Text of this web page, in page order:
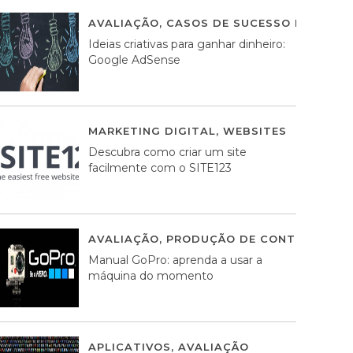
AVALIAÇÃO, CASOS DE SUCESSO DE
Ideias criativas para ganhar dinheiro:
Google AdSense
MARKETING DIGITAL, WEBSITES
Descubra como criar um site
facilmente com o SITE123
AVALIAÇÃO, PRODUÇÃO DE CONTEÚDOS
Manual GoPro: aprenda a usar a
máquina do momento
APLICATIVOS, AVALIAÇÃO